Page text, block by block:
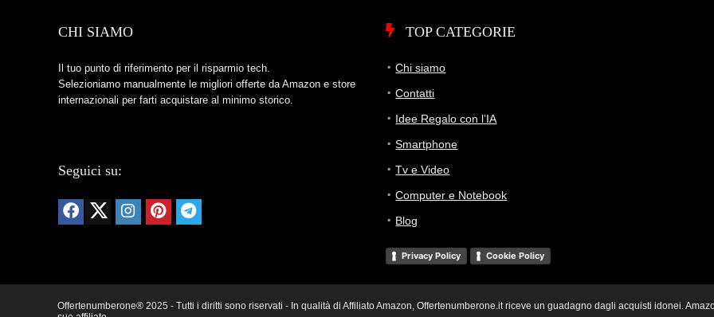
CHI SIAMO
Il tuo punto di riferimento per il risparmio tech.
Selezioniamo manualmente le migliori offerte da Amazon e store
internazionali per farti acquistare al minimo storico.
Seguici su:
TOP CATEGORIE
Chi siamo
Contatti
Idee Regalo con l’IA
Smartphone
Tv e Video
Computer e Notebook
Blog
Privacy Policy Cookie Policy
Offertenumberone® 2025 - Tutti i diritti sono riservati - In qualità di Affiliato Amazon, Offertenumberone.it riceve un guadagno dagli acquisti idonei.